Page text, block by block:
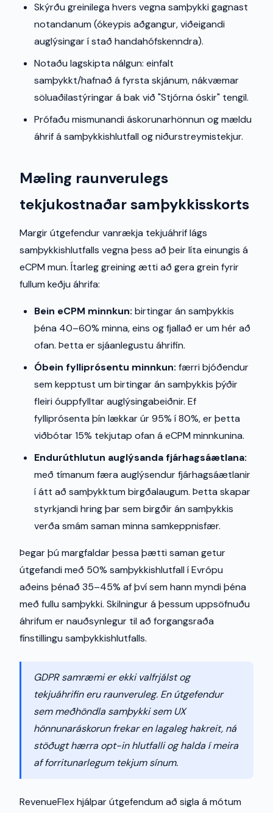
Skýrðu greinilega hvers vegna samþykki gagnast
notandanum (ókeypis aðgangur, viðeigandi
auglýsingar í stað handahófskenndra).
Notaðu lagskipta nálgun: einfalt
samþykkt/hafnað á fyrsta skjánum, nákvæmar
söluaðilastýringar á bak við "Stjórna óskir" tengil.
Prófaðu mismunandi áskorunarhönnun og mældu
áhrif á samþykkishlutfall og niðurstreymistekjur.
Mæling raunverulegs
tekjukostnaðar samþykkisskorts
Margir útgefendur vanrækja tekjuáhrif lágs
samþykkishlutfalls vegna þess að þeir líta einungis á
eCPM mun. Ítarleg greining ætti að gera grein fyrir
fullum keðju áhrifa:
Bein eCPM minnkun: birtingar án samþykkis
þéna 40–60% minna, eins og fjallað er um hér að
ofan. Þetta er sjáanlegustu áhrifin.
Óbein fylliprósentu minnkun: færri bjóðendur
sem kepptust um birtingar án samþykkis þýðir
fleiri óuppfylltar auglýsingabeiðnir. Ef
fylliprósenta þín lækkar úr 95% í 80%, er þetta
viðbótar 15% tekjutap ofan á eCPM minnkunina.
Endurúthlutun auglýsanda fjárhagsáætlana:
með tímanum færa auglýsendur fjárhagsáætlanir
í átt að samþykktum birgðalaugum. Þetta skapar
styrkjandi hring þar sem birgðir án samþykkis
verða smám saman minna samkeppnisfær.
Þegar þú margfaldar þessa þætti saman getur
útgefandi með 50% samþykkishlutfall í Evrópu
aðeins þénað 35–45% af því sem hann myndi þéna
með fullu samþykki. Skilningur á þessum uppsöfnuðu
áhrifum er nauðsynlegur til að forgangsraða
fínstillingu samþykkishlutfalls.
GDPR samræmi er ekki valfrjálst og
tekjuáhrifin eru raunveruleg. En útgefendur
sem meðhöndla samþykki sem UX
hönnunaráskorun frekar en lagaleg hakreit, ná
stöðugt hærra opt-in hlutfalli og halda í meira
af forritunarlegum tekjum sínum.
RevenueFlex hjálpar útgefendum að sigla á mótum